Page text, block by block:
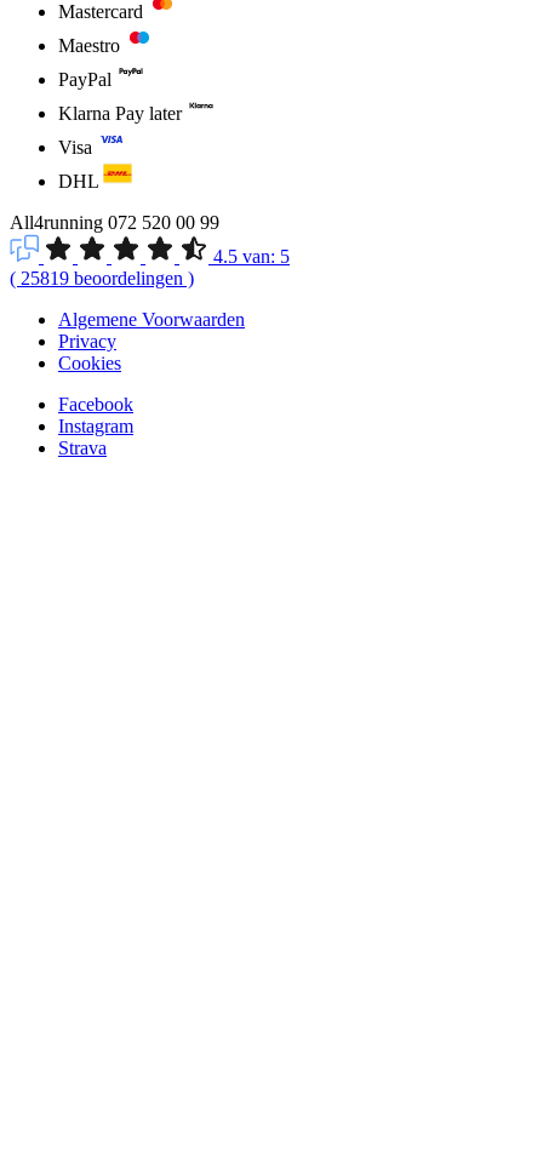
Mastercard
Maestro
PayPal
Klarna Pay later
Visa
DHL
All4running 072 520 00 99
4.5 van: 5
( 25819 beoordelingen )
Algemene Voorwaarden
Privacy
Cookies
Facebook
Instagram
Strava